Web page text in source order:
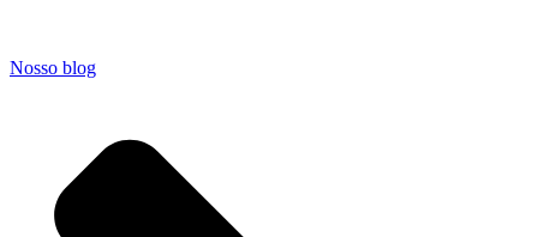
Nosso blog